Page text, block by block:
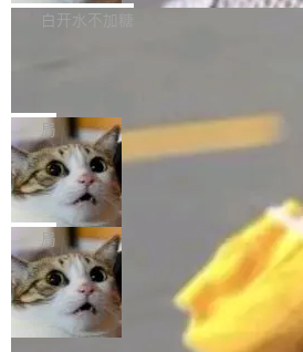
技术判断。 两行 prompt 就能个性化任
ness 的内测，可以回复或私信联系我。
Harness 负责把能力落到真实环境中——
具、读写文件、管理上下文、处理错误、
环。崔添翼招人的标...
型的预览版本 SenseNova U1.5-Lite-
理解、推理、生成与编辑，还仅以 8B-
量大小，将能力推进到4K、更精细的真实
更复杂的视觉控制和可持续迭代编辑。 相
1，U1.5-Lite-Preview 在以下方向上带
提升： 原生支持4K图像生成； 更精细的
理、细节与真实世界质感； 更准确的中
生成与复杂版式组织； 更稳定的图...
白开水不加糖
nap。这次是 hwctl——一个用来检查
硬件认证状态的命令行工具。 Canonical
Alan Griffiths 在邮件列表中说得很直白：
tl 是一个 Ubuntu 专有的包，它和它的依
是 Ubuntu 专有的，不会用在其他发行版
所以 deb 版本的受众实际上为零。既然
untu 用户在用，那用 snap 打包就没什么
的。 从 deb 到 snap 的迁移路径 hwctl
hwlib 硬件 API 库的一部分，命令行工具
局
Dario Amodei 担心新人来 Anthropic
只为金钱，不为使命
顶级 AI 研究员在两家公司之间来回跳，
隔了几天。 Lilian Weng 上周刚宣布因
离开 Thinking Machines Lab，说自己
创始人的角色「太累了」。几天后，The
ation 就曝出她将重回 OpenAI，负责递
改进方向的研究。她是 Thinking
局